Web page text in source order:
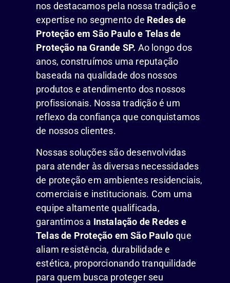
nos destacamos pela nossa tradição e
expertise no segmento de Redes de
Proteção em São Paulo e Telas de
Proteção na Grande SP. Ao longo dos
anos, construímos uma reputação
baseada na qualidade dos nossos
produtos e atendimento dos nossos
profissionais. Nossa tradição é um
reflexo da confiança que conquistamos
de nossos clientes.
Nossas soluções são desenvolvidas
para atender às diversas necessidades
de proteção em ambientes residenciais,
comerciais e institucionais. Com uma
equipe altamente qualificada,
garantimos a Instalação de Redes e
Telas de Proteção em São Pauloque
aliam resistência, durabilidade e
estética, proporcionando tranquilidade
para quem busca proteger seu